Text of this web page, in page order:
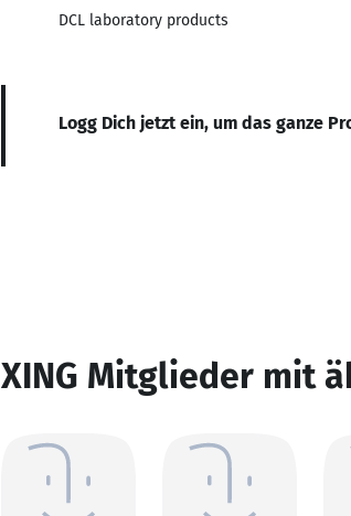
DCL laboratory products
Logg Dich jetzt ein, um das ganze
XING Mitglieder mit